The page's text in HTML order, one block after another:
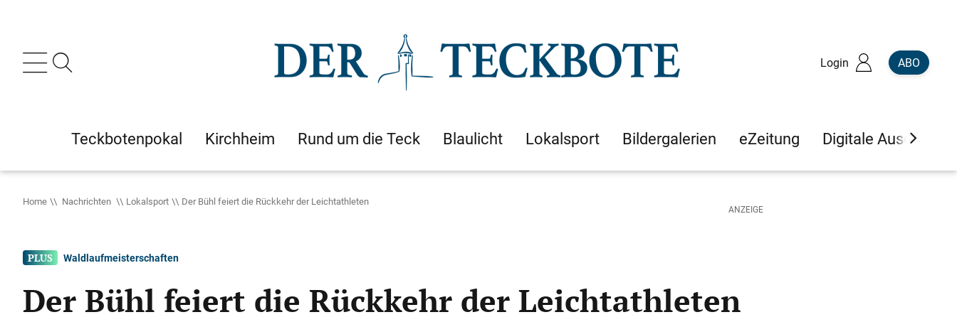
Login ABO
Teckbotenpokal Kirchheim Rund um die Teck Blaulicht Lokalsport Bildergalerien eZeitung Digitale Ausgaben
Home Nachrichten Lokalsport Der Bühl feiert die Rückkehr der Leichtathleten
Waldlaufmeisterschaften
Der Bühl feiert die Rückkehr der Leichtathleten